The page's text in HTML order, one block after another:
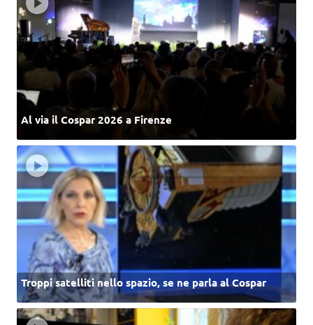
Al via il Cospar 2026 a Firenze
Troppi satelliti nello spazio, se ne parla al Cospar